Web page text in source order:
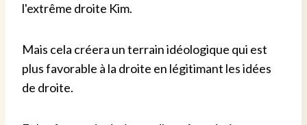
l'extrême droite Kim.
Mais cela créera un terrain idéologique qui est
plus favorable à la droite en légitimant les idées
de droite.